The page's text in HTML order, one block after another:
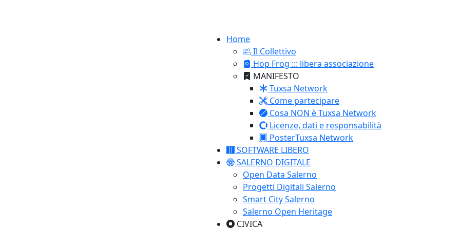
Home
Il Collettivo
Hop Frog ::: libera associazione
MANIFESTO
Tuxsa Network
Come partecipare
Cosa NON è Tuxsa Network
Licenze, dati e responsabilità
PosterTuxsa Network
SOFTWARE LIBERO
SALERNO DIGITALE
Open Data Salerno
Progetti Digitali Salerno
Smart City Salerno
Salerno Open Heritage
CIVICA